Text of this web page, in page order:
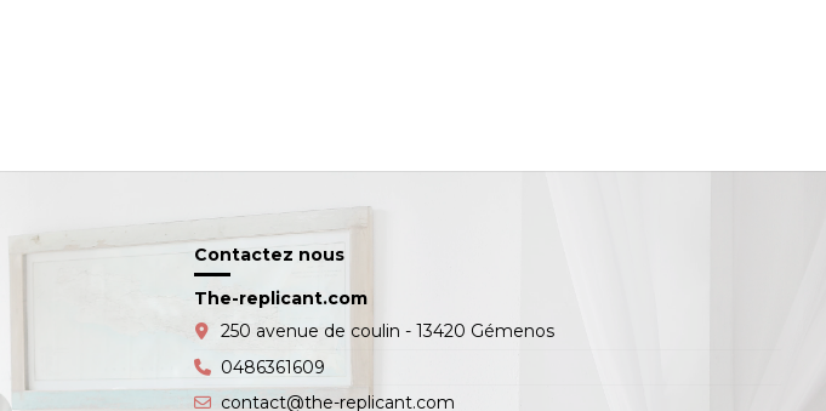
Contactez nous
The-replicant.com
250 avenue de coulin - 13420 Gémenos
0486361609
contact@the-replicant.com